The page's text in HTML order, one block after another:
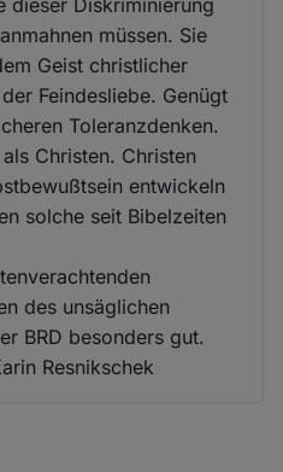
müssen. Sie
Geist christlicher
Feindesliebe. Genügt
Toleranzdenken.
Christen. Christen
entwickeln
solche seit Bibelzeiten
des unsäglichen
BRD besonders gut.
Resnikschek